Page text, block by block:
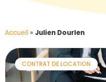
Accueil » Julien Dourlen
CONTRAT DE LOCATION